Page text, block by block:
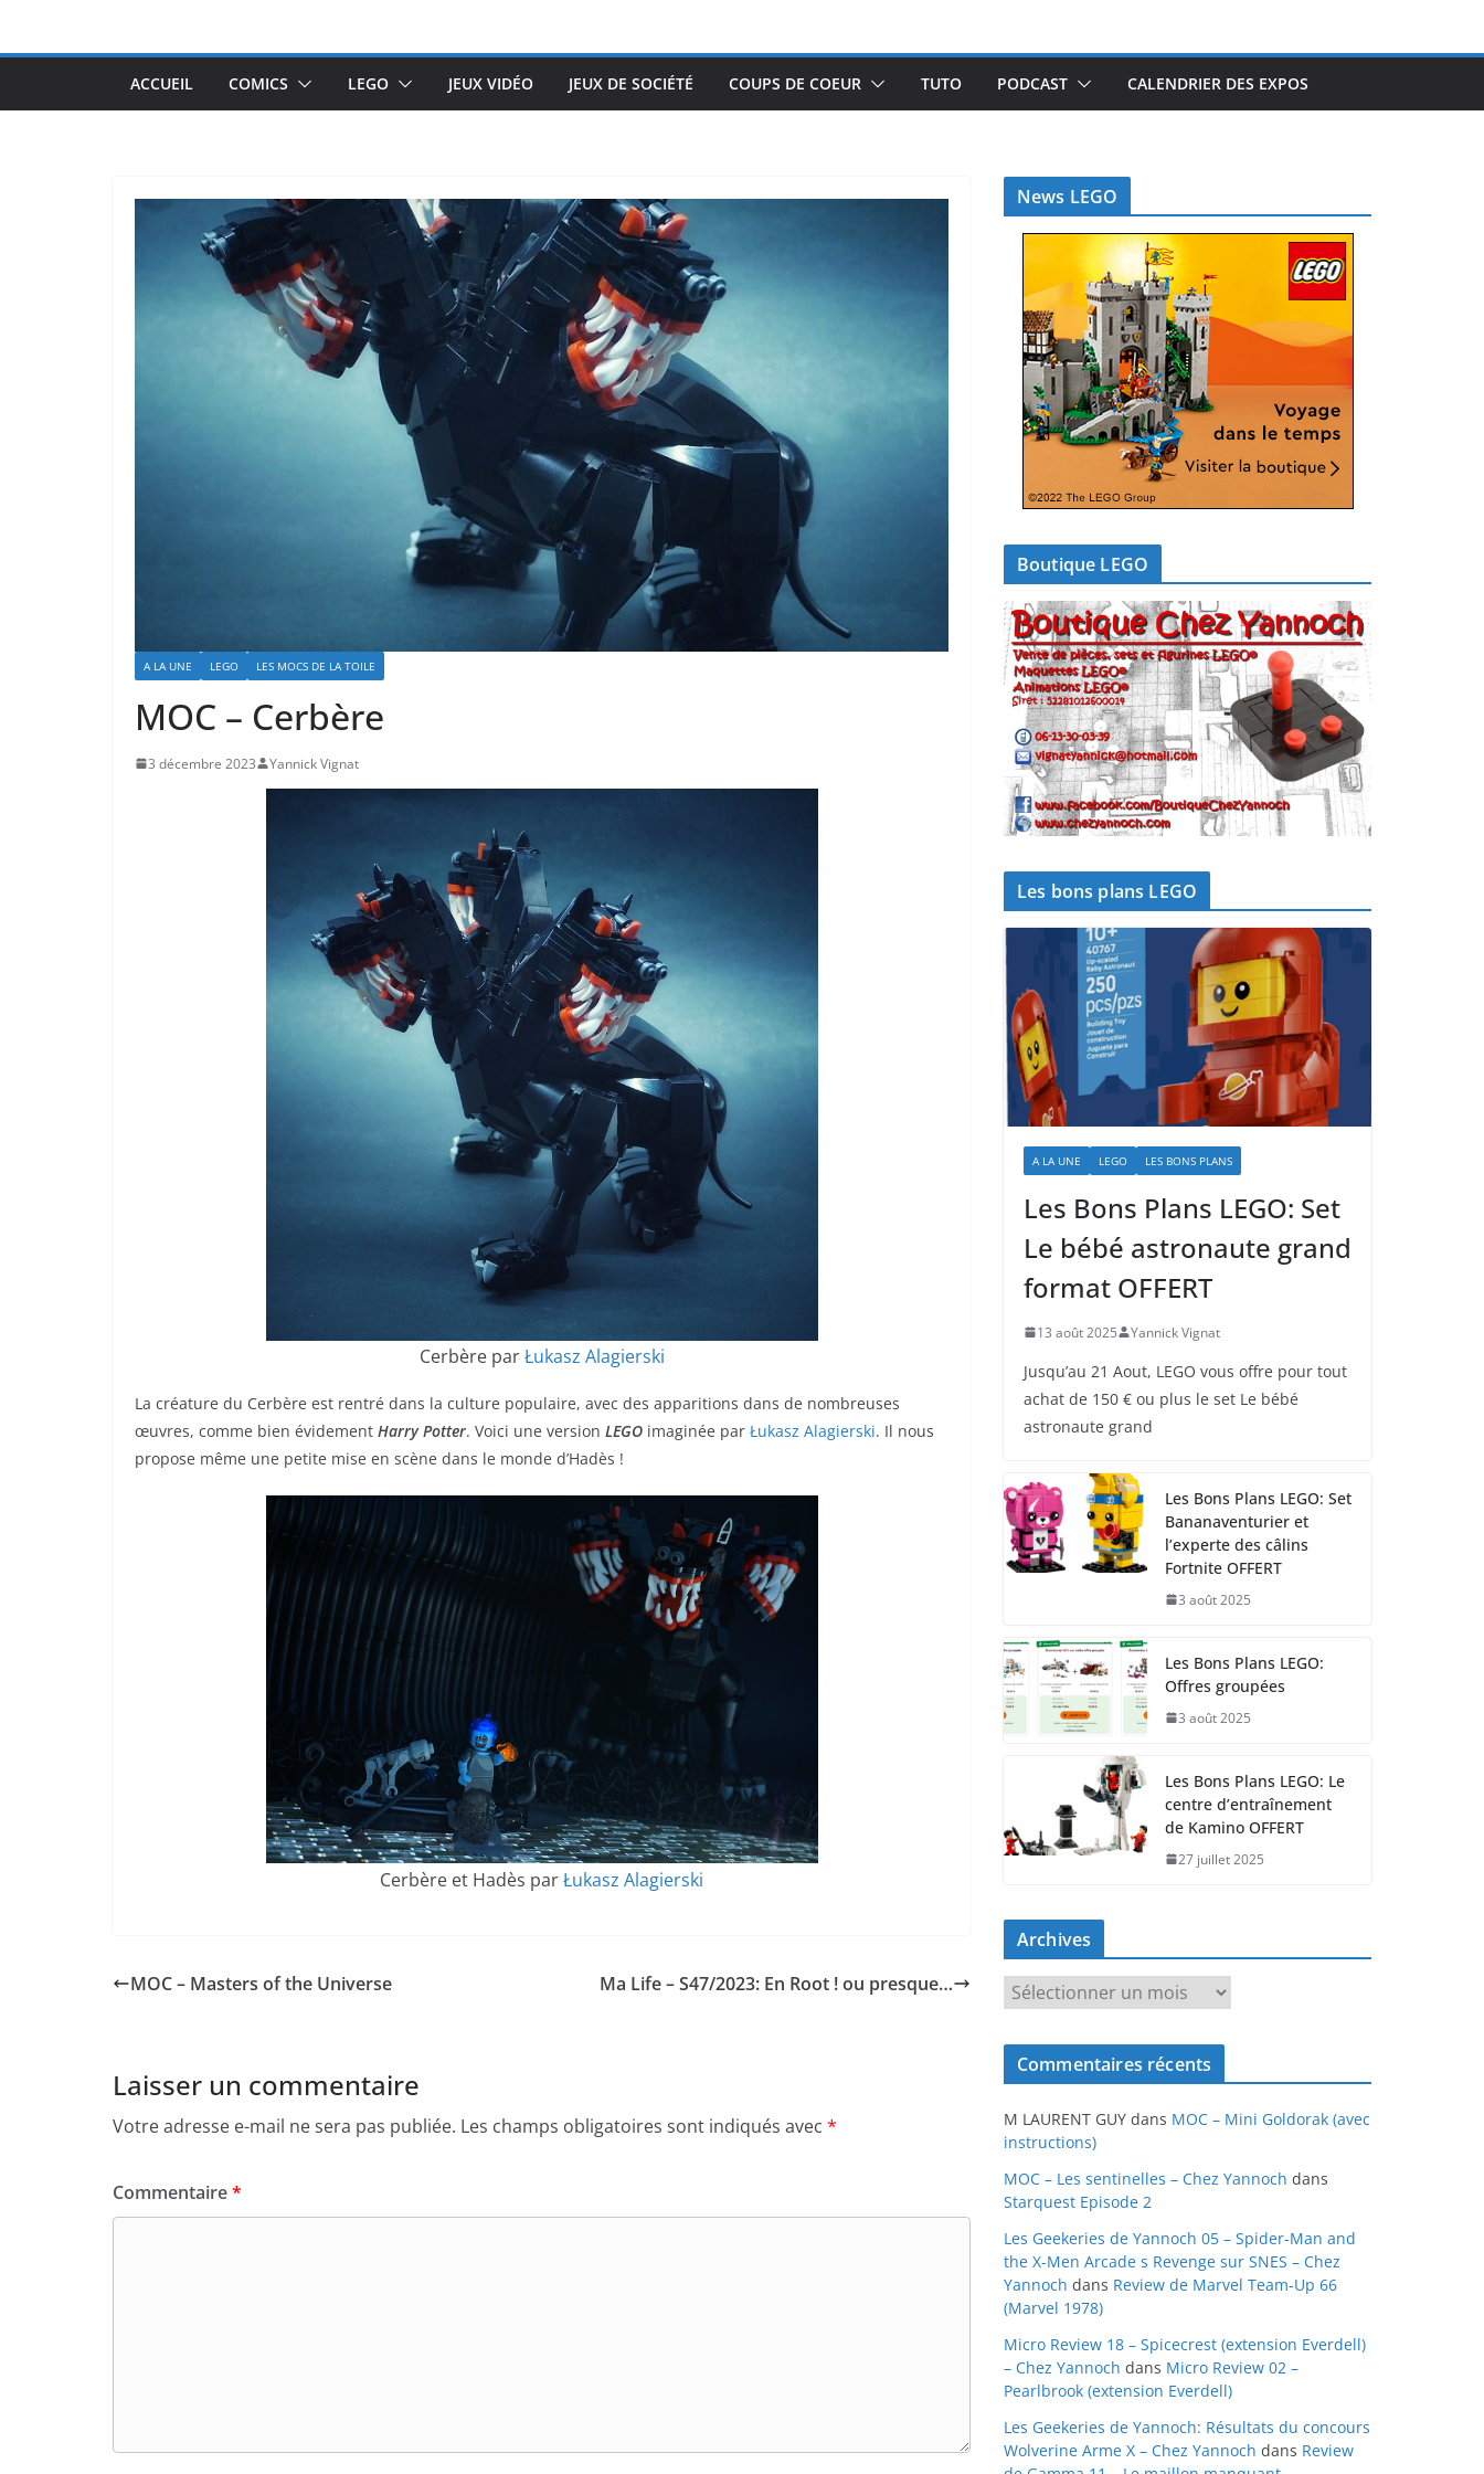
ACCUEIL COMICS LEGO JEUX VIDÉO JEUX DE SOCIÉTÉ COUPS DE COEUR TUTO PODCAST CALENDRIER DES EXPOS
A LA UNE LEGO LES MOCS DE LA TOILE
MOC – Cerbère
3 décembre 2023 Yannick Vignat
Cerbère parŁukasz Alagierski
La créature du Cerbère est rentré dans la culture populaire, avec des apparitions dans de nombreuses
œuvres, comme bien évidement Harry Potter. Voici une version LEGO imaginée par Łukasz Alagierski. Il nous
propose même une petite mise en scène dans le monde d’Hadès !
Cerbère et Hadès parŁukasz Alagierski
MOC – Masters of the Universe Ma Life – S47/2023: En Root ! ou presque…
Laisser un commentaire
Votre adresse e-mail ne sera pas publiée. Les champs obligatoires sont indiqués avec *
Commentaire*
News LEGO
Boutique LEGO
Les bons plans LEGO
A LA UNE LEGO LES BONS PLANS
Les Bons Plans LEGO: Set
Le bébé astronaute grand
format OFFERT
13 août 2025 Yannick Vignat
Jusqu’au 21 Aout, LEGO vous offre pour tout
achat de 150 € ou plus le set Le bébé
astronaute grand
Les Bons Plans LEGO: Set
Bananaventurier et
l’experte des câlins
Fortnite OFFERT
3 août 2025
Les Bons Plans LEGO:
Offres groupées
3 août 2025
Les Bons Plans LEGO: Le
centre d’entraînement
de Kamino OFFERT
27 juillet 2025
Archives
r
c
v
e
s
Commentaires récents
M LAURENT GUY dans MOC – Mini Goldorak (avec
instructions)
MOC – Les sentinelles – Chez Yannoch dans
Starquest Episode 2
Les Geekeries de Yannoch 05 – Spider-Man and
the X-Men Arcade s Revenge sur SNES – Chez
Yannoch dans Review de Marvel Team-Up 66
(Marvel 1978)
Micro Review 18 – Spicecrest (extension Everdell)
– Chez Yannoch dans Micro Review 02 –
Pearlbrook (extension Everdell)
Les Geekeries de Yannoch: Résultats du concours
Wolverine Arme X – Chez Yannoch dans Review